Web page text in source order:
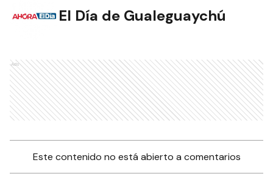
El Día de Gualeguaychú
Ads
Este contenido no está abierto a comentarios